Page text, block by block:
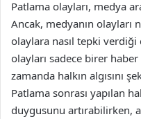
Patlama olayları, medya
Ancak, medyanın olayları
olaylara nasıl tepki
olayları sadece birer
zamanda halkın algısını
Patlama sonrası yapılan
duygusunu artırabilirken,